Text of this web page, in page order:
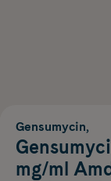
Gensumycin,
mg/ml